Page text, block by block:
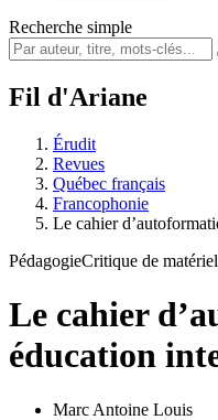
Recherche simple
Fil d'Ariane
Érudit
Revues
Québec français
Francophonie
Le cahier
PédagogieCritique de matériel
Le cahier
éducation
Marc Antoine Louis